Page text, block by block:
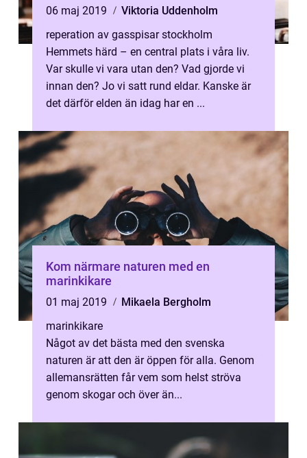
06 maj 2019
Viktoria Uddenholm
reperation av gasspisar stockholm
Hemmets härd – en central plats i våra liv.
Var skulle vi vara utan den? Vad gjorde vi
innan den? Jo vi satt rund eldar. Kanske är
det därför elden än idag har en ...
Kom närmare naturen med en
marinkikare
01 maj 2019
Mikaela Bergholm
marinkikare
Något av det bästa med den svenska
naturen är att den är öppen för alla. Genom
allemansrätten får vem som helst ströva
genom skogar och över än...